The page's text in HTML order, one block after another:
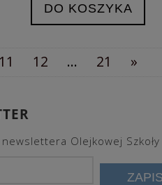
DO KOSZYKA
11 12 ... 21 »
Olejkowej